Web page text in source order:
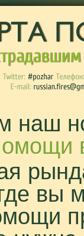
наш
вы